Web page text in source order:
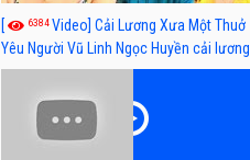
[ 6384Video] Cải Lương Xưa Một Thuở
Yêu Người Vũ Linh Ngọc Huyền cải lương
xã hội hay nhất